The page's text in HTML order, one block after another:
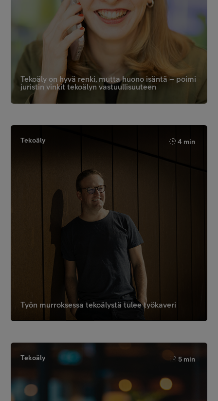
Tekoäly on hyvä renki, mutta huono isäntä – poimi
juristin vinkit tekoälyn vastuullisuuteen
Tekoäly 4 min
Työn murroksessa tekoälystä tulee työkaveri
Tekoäly 5 min